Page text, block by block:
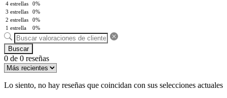
4 estrellas
0%
3 estrellas
0%
2 estrellas
0%
1 estrella
0%
Buscar
0 de 0 reseñas
Lo siento, no hay reseñas que coincidan con sus selecciones actuales